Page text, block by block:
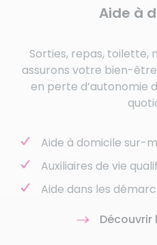
Aide à
Sorties, repas, toilette,
assurons votre bien-
en perte d’autonomie
Aide à domicile sur-
Auxiliaires de vie
Aide dans les
Découvrir